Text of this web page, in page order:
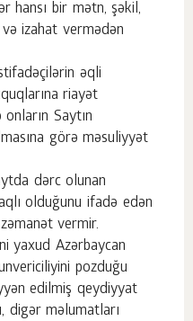
hansı bir mətn, şəkil,
izahat vermədən
əqli
riayət
Saytın
görə məsuliyyət
dərc olunan
olduğunu ifadə edən
vermir.
yaxud Azərbaycan
pozduğu
edilmiş qeydiyyat
digər məlumatları